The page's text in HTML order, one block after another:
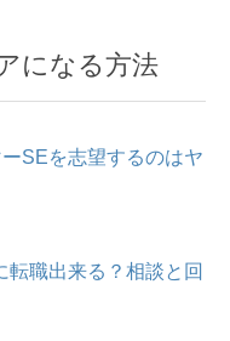
になる方法
SEを志望するのはヤ
職出来る？相談と回